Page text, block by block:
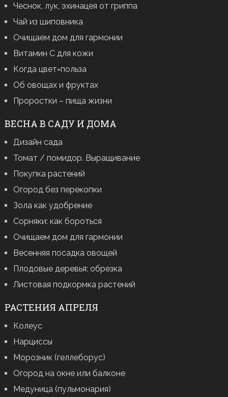
Чеснок, лук, эхинацея от гриппа
Чай из шиповника
Очищаем дом для гармонии
Витамин С для кожи
Когда цвет=польза
Об овощах и фруктах
Проростки – пища жизни
ВЕСНА В САДУ И ДОМА
Дизайн сада
Томат / помидор. Выращивание
Покупка растений
Огород без перекопки
Зола как удобрение
Сорняки: как бороться
Очищаем дом для гармонии
Весенняя посадка овощей
Плодовые деревья: обрезка
Листовая подкормка растений
РАСТЕНИЯ АПРЕЛЯ
Колеус
Нарциссы
Морозник (геллеборус)
Огород на окне или балконе
Медуница (пульмонария)